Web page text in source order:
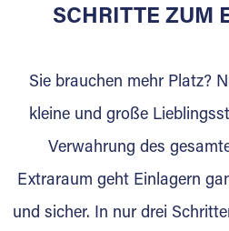
für die Einlagerung von
Lagerkunden und
Ihre Vorteile als
Marktgerechte Preise
Digitale
Gewinnung von
SCHRITTE ZUM
Sie brauchen mehr Platz?
kleine und große
Verwahrung des
Extraraum geht Einlagern
und sicher. In nur drei